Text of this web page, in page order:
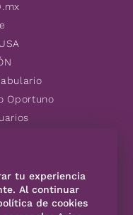
Oportuno
tu experiencia
Al continuar
de cookies